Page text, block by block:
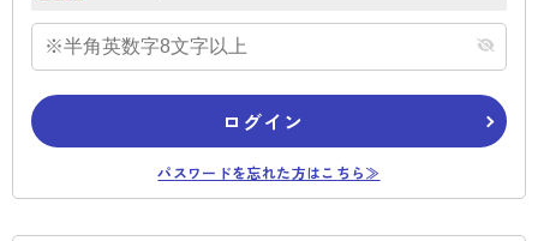
ログイン
パスワードを忘れた方はこちら≫